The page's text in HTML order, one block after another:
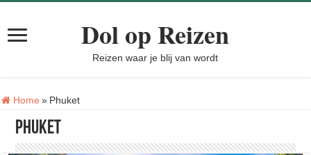
Dol op Reizen
Reizen waar je blij van wordt
Home » Tag:
Phuket
Phuket